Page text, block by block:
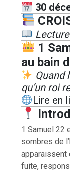
30
1
au bain
Quand
qu’un roi
Lire en
1 Samuel 22
sombres de
apparaissent
fuite,